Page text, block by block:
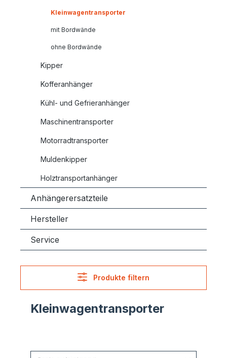
Kleinwagentransporter
mit Bordwände
ohne Bordwände
Kipper
Kofferanhänger
Kühl- und Gefrieranhänger
Maschinentransporter
Motorradtransporter
Muldenkipper
Holztransportanhänger
Anhängerersatzteile
Hersteller
Service
Produkte filtern
Kleinwagentransporter